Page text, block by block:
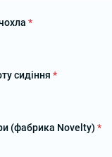
*
сидіння *
(фабрика Novelty) *